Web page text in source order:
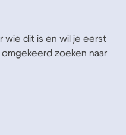
wie dit is en wil je eerst
zoeken naar